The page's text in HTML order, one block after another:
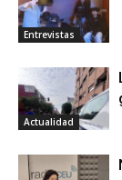
Entrevistas
Actualidad